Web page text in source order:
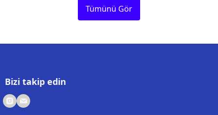
Tümünü Gör
Bizi takip edin